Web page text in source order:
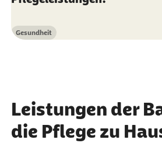
Kategorie
Gesundheit
Leistungen der
die Pflege zu